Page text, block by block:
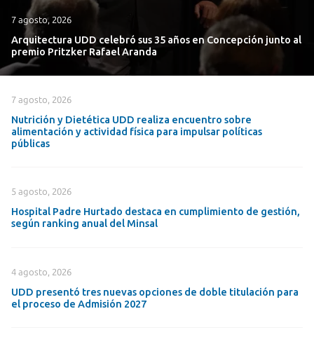
7 agosto, 2026
Arquitectura UDD celebró sus 35 años en Concepción junto al
premio Pritzker Rafael Aranda
7 agosto, 2026
Nutrición y Dietética UDD realiza encuentro sobre
alimentación y actividad física para impulsar políticas
públicas
5 agosto, 2026
Hospital Padre Hurtado destaca en cumplimiento de gestión,
según ranking anual del Minsal
4 agosto, 2026
UDD presentó tres nuevas opciones de doble titulación para
el proceso de Admisión 2027